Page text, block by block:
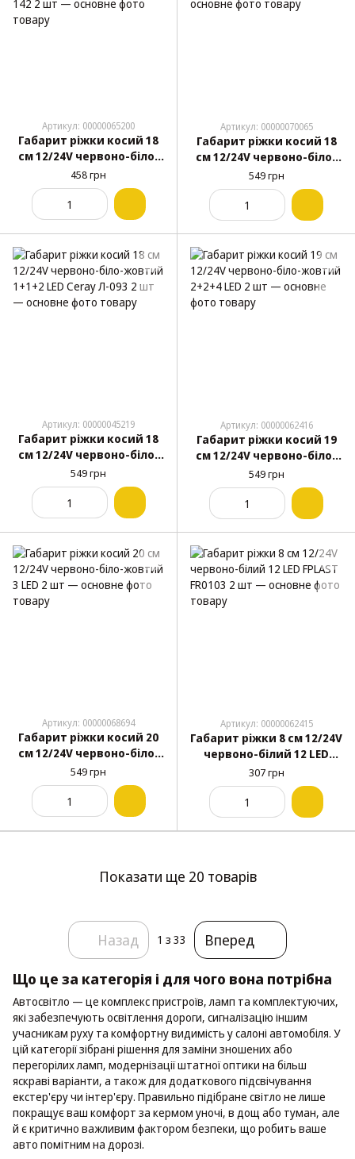
Артикул: 00000065200
Габарит ріжки косий 18
см 12/24V червоно-біло-
жовтий 1+1+1 LED Kogel-
Krone EK-142 2 шт
458 грн
Артикул: 00000070065
Габарит ріжки косий 18
см 12/24V червоно-біло-
жовтий 1+1+1 LED Ceray 2
шт
549 грн
Артикул: 00000045219
Габарит ріжки косий 18
см 12/24V червоно-біло-
жовтий 1+1+2 LED Ceray
Л-093 2 шт
549 грн
Артикул: 00000062416
Габарит ріжки косий 19
см 12/24V червоно-біло-
жовтий 2+2+4 LED 2 шт
549 грн
Артикул: 00000068694
Габарит ріжки косий 20
см 12/24V червоно-біло-
жовтий 3 LED 2 шт
549 грн
Артикул: 00000062415
Габарит ріжки 8 см 12/24V
червоно-білий 12 LED
FPLAST FR0103 2 шт
307 грн
Показати ще 20 товарів
Назад 1 з 33 Вперед
Що це за категорія і для чого вона потрібна
Автосвітло — це комплекс пристроїв, ламп та комплектуючих,
які забезпечують освітлення дороги, сигналізацію іншим
учасникам руху та комфортну видимість у салоні автомобіля. У
цій категорії зібрані рішення для заміни зношених або
перегорілих ламп, модернізації штатної оптики на більш
яскраві варіанти, а також для додаткового підсвічування
екстер'єру чи інтер'єру. Правильно підібране світло не лише
покращує ваш комфорт за кермом уночі, в дощ або туман, але
й є критично важливим фактором безпеки, що робить ваше
авто помітним на дорозі.